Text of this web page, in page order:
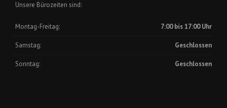
Unsere Bürozeiten sind:
Montag-Freitag: 7:00 bis 17:00 Uhr
Samstag: Geschlossen
Sonntag: Geschlossen